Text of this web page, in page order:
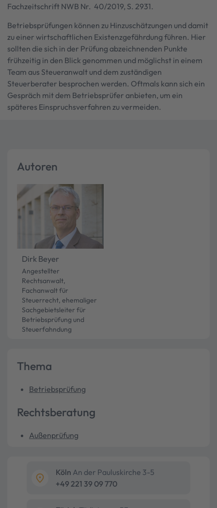
Fachzeitschrift NWB Nr. 40/2019, S. 2931.
Betriebsprüfungen können zu Hinzuschätzungen und damit
zu einer wirtschaftlichen Existenzgefährdung führen. Hier
sollten die sich in der Prüfung abzeichnenden Punkte
frühzeitig in den Blick genommen und möglichst in einem
Team aus Steueranwalt und dem zuständigen
Steuerberater besprochen werden. Oftmals kann sich ein
Gespräch mit dem Betriebsprüfer anbieten, um ein
späteres Einspruchsverfahren zu vermeiden.
Autoren
Dirk Beyer
Angestellter
Rechtsanwalt,
Fachanwalt für
Steuerrecht, ehemaliger
Sachgebietsleiter für
Betriebsprüfung und
Steuerfahndung
Thema
Betriebsprüfung
Rechtsberatung
Außenprüfung
Köln An der Pauluskirche 3-5
+49 221 39 09 770